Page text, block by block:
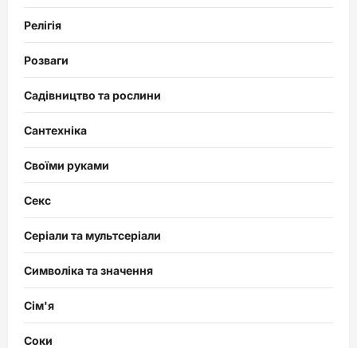
Релігія
Розваги
Садівництво та рослини
Сантехніка
Своїми руками
Секс
Серіали та мультсеріали
Символіка та значення
Сім'я
Соки